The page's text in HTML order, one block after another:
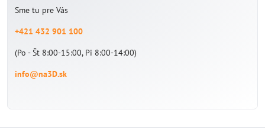
Sme tu pre Vás
+421 432 901 100
(Po - Št 8:00-15:00, Pi 8:00-14:00)
info@na3D.sk